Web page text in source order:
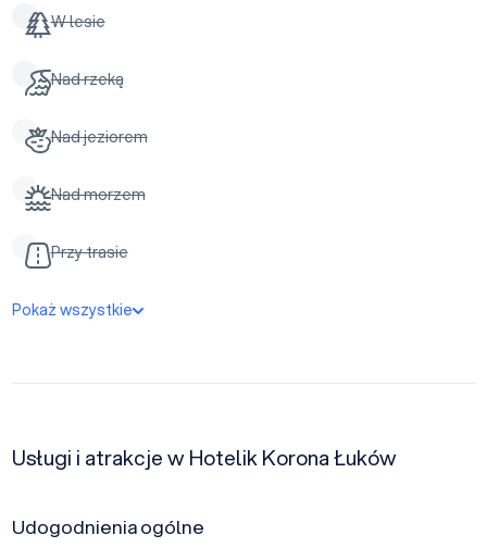
W lesie
Nad rzeką
Nad jeziorem
Nad morzem
Przy trasie
Pokaż wszystkie
Usługi i atrakcje w Hotelik Korona Łuków
Udogodnienia ogólne